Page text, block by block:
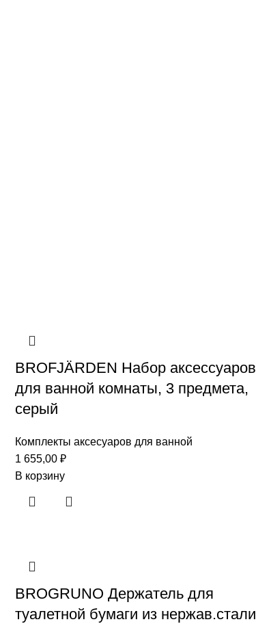
BROFJÄRDEN Набор аксессуаров
для ванной комнаты, 3 предмета,
серый
Комплекты аксесуаров для ванной
1 655,00 ₽
В корзину
BROGRUNO Держатель для
туалетной бумаги из нержав.стали